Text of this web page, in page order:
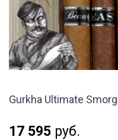
Gurkha Ultimate
17 595 руб.